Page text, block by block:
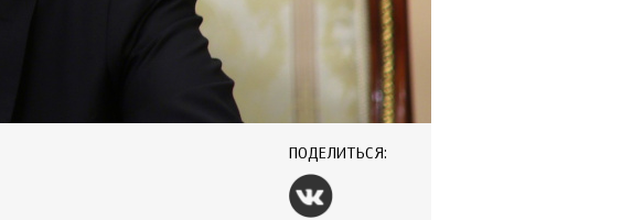
ПОДЕЛИТЬСЯ: